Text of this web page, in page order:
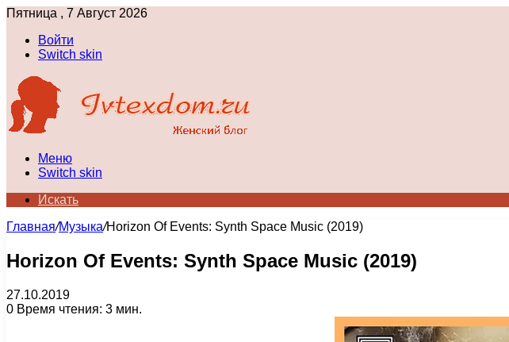
Пятница , 7 Август 2026
Войти
Switch skin
Меню
Switch skin
Искать
Главная/Музыка/Horizon Of Events: Synth Space Music (2019)
Horizon Of Events: Synth Space Music (2019)
27.10.2019
0 Время чтения: 3 мин.